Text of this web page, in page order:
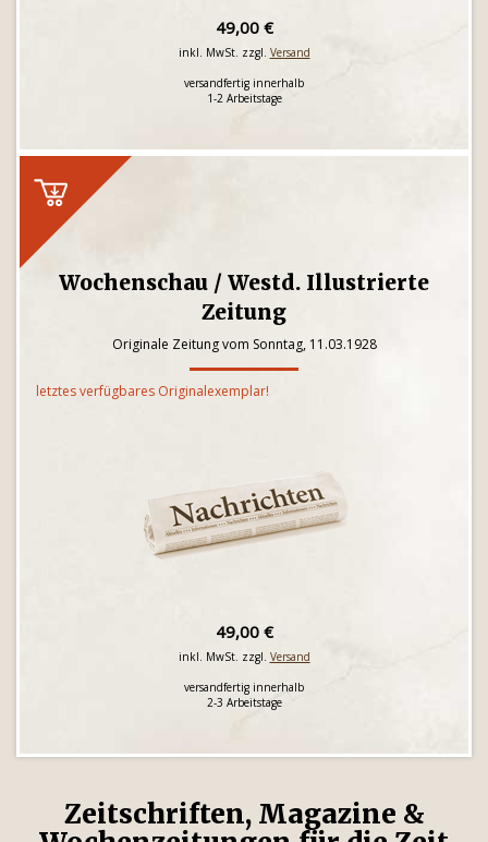
49,00 €
inkl. MwSt. zzgl. Versand
versandfertig innerhalb
1-2 Arbeitstage
Wochenschau / Westd. Illustrierte
Zeitung
Originale Zeitung vom Sonntag, 11.03.1928
letztes verfügbares Originalexemplar!
49,00 €
inkl. MwSt. zzgl. Versand
versandfertig innerhalb
2-3 Arbeitstage
Zeitschriften, Magazine &